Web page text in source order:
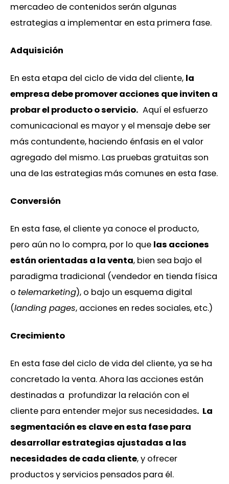
mercadeo de contenidos serán algunas
estrategias a implementar en esta primera fase.
Adquisición
En esta etapa del ciclo de vida del cliente, la
empresa debe promover acciones que inviten a
probar el producto o servicio. Aquí el esfuerzo
comunicacional es mayor y el mensaje debe ser
más contundente, haciendo énfasis en el valor
agregado del mismo. Las pruebas gratuitas son
una de las estrategias más comunes en esta fase.
Conversión
En esta fase, el cliente ya conoce el producto,
pero aún no lo compra, por lo que las acciones
están orientadas a la venta, bien sea bajo el
paradigma tradicional (vendedor en tienda física
o telemarketing), o bajo un esquema digital
(landing pages, acciones en redes sociales, etc.)
Crecimiento
En esta fase del ciclo de vida del cliente, ya se ha
concretado la venta. Ahora las acciones están
destinadas a profundizar la relación con el
cliente para entender mejor sus necesidades. La
segmentación es clave en esta fase para
desarrollar estrategias ajustadas a las
necesidades de cada cliente, y ofrecer
productos y servicios pensados para él.